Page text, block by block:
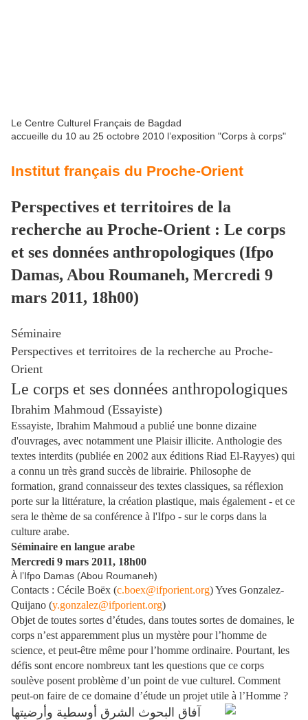
Le Centre Culturel Français de Bagdad
accueille du 10 au 25 octobre 2010 l’exposition "Corps à corps"
Institut français du Proche-Orient
Perspectives et territoires de la
recherche au Proche-Orient : Le corps
et ses données anthropologiques (Ifpo
Damas, Abou Roumaneh, Mercredi 9
mars 2011, 18h00)
Séminaire
Perspectives et territoires de la recherche au Proche-
Orient
Le corps et ses données anthropologiques
Ibrahim Mahmoud (Essayiste)
Essayiste, Ibrahim Mahmoud a publié une bonne dizaine
d'ouvrages, avec notamment une Plaisir illicite. Anthologie des
textes interdits (publiée en 2002 aux éditions Riad El-Rayyes) qui
a connu un très grand succès de librairie. Philosophe de
formation, grand connaisseur des textes classiques, sa réflexion
porte sur la littérature, la création plastique, mais également - et ce
sera le thème de sa conférence à l'Ifpo - sur le corps dans la
culture arabe.
Séminaire en langue arabe
Mercredi 9 mars 2011, 18h00
À l’Ifpo Damas (Abou Roumaneh)
Contacts : Cécile Boëx (c.boex@ifporient.org) Yves Gonzalez-
Quijano (y.gonzalez@ifporient.org)
Objet de toutes sortes d’études, dans toutes sortes de domaines, le
corps n’est apparemment plus un mystère pour l’homme de
science, et peut-être même pour l’homme ordinaire. Pourtant, les
défis sont encore nombreux tant les questions que ce corps
soulève posent problème d’un point de vue culturel. Comment
peut-on faire de ce domaine d’étude un projet utile à l’Homme ?
آفاق البحوث الشرق أوسطية وأرضيتها